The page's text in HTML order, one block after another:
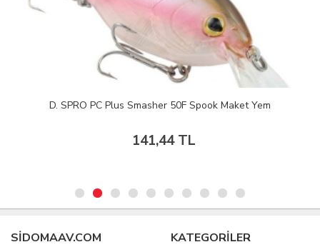
D. SPRO PC Plus Smasher 50F Spook Maket Yem
141,44 TL
SIDOMAAV.COM KATEGORİLER